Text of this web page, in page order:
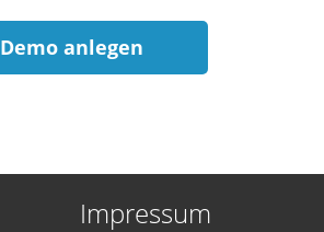
Demo anlegen
Impressum